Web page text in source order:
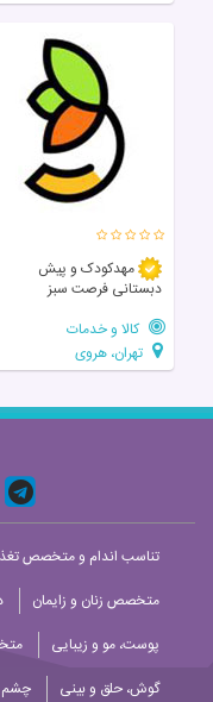
مهدکودک و پیش
دبستانی فرصت سبز
کالا و خدمات
تهران، هروی
تناسب اندام و متخصص
متخصص زنان و زایمان
پوست، مو و زیبایی
گوش، حلق و بینی
چشم